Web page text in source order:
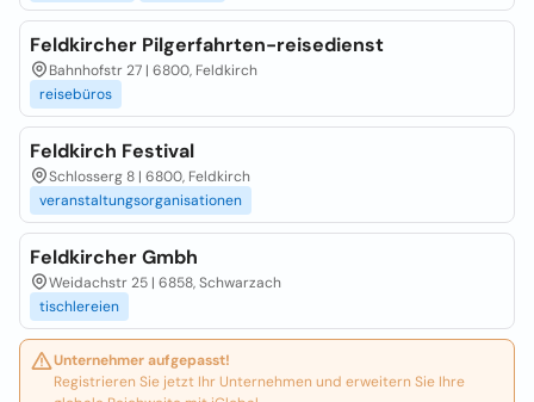
Feldkircher Pilgerfahrten-reisedienst
Bahnhofstr 27 | 6800, Feldkirch
reisebüros
Feldkirch Festival
Schlosserg 8 | 6800, Feldkirch
veranstaltungsorganisationen
Feldkircher Gmbh
Weidachstr 25 | 6858, Schwarzach
tischlereien
Unternehmer aufgepasst!
Registrieren Sie jetzt Ihr Unternehmen und erweitern Sie Ihre